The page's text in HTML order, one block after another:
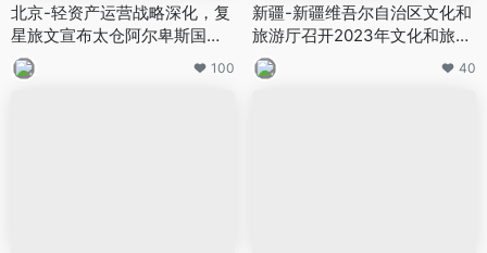
北京-轻资产运营战略深化，复
星旅文宣布太仓阿尔卑斯国际
度假区二期项目启动
100
新疆-新疆维吾尔自治区文化和
旅游厅召开2023年文化和旅游
工作会议
40